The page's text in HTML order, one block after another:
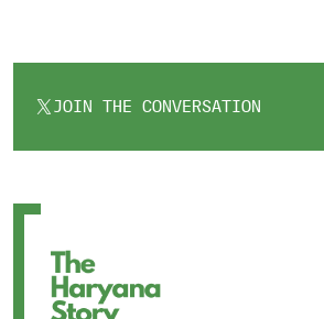
JOIN THE CONVERSATION
OPENS